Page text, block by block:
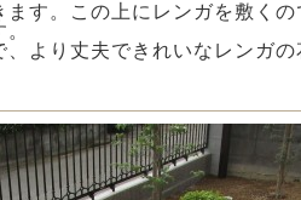
す。この上にレンガを敷くの
より丈夫できれいなレンガ